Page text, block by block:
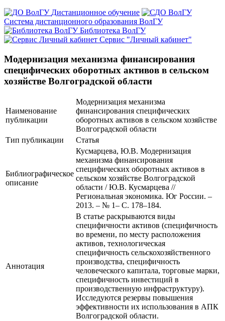
Дистанционное обучение
Система дистанционного образования ВолГУ
Библиотека ВолГУ
Сервис "Личный кабинет"
Модернизация механизма финансирования
специфических оборотных активов в сельском
хозяйстве Волгоградской области
Наименование
публикации
Модернизация механизма
финансирования специфических
оборотных активов в сельском хозяйстве
Волгоградской области
Тип публикации
Статья
Библиографическое
описание
Кусмарцева, Ю.В. Модернизация
механизма финансирования
специфических оборотных активов в
сельском хозяйстве Волгоградской
области / Ю.В. Кусмарцева //
Региональная экономика. Юг России. –
2013. – № 1– С. 178–184.
Аннотация
В статье раскрываются виды
специфичности активов (специфичность
во времени, по месту расположения
активов, технологическая
специфичность сельскохозяйственного
производства, специфичность
человеческого капитала, торговые марки,
специфичность инвестиций в
производственную инфраструктуру).
Исследуются резервы повышения
эффективности их использования в АПК
Волгоградской области.